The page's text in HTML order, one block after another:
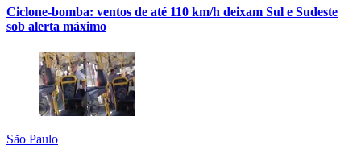
Ciclone-bomba: ventos de até 110 km/h deixam Sul e Sudeste
sob alerta máximo
São Paulo